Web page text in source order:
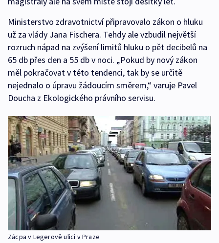
Ministerstvo zdravotnictví připravovalo zákon o hluku
už za vlády Jana Fischera. Tehdy ale vzbudil největší
rozruch nápad na zvýšení limitů hluku o pět decibelů na
65 db přes den a 55 db v noci. „Pokud by nový zákon
měl pokračovat v této tendenci, tak by se určitě
nejednalo o úpravu žádoucím směrem,“ varuje Pavel
Doucha z Ekologického právního servisu.
Zácpa v Legerově ulici v Praze